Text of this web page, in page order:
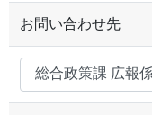
お問い合わせ先